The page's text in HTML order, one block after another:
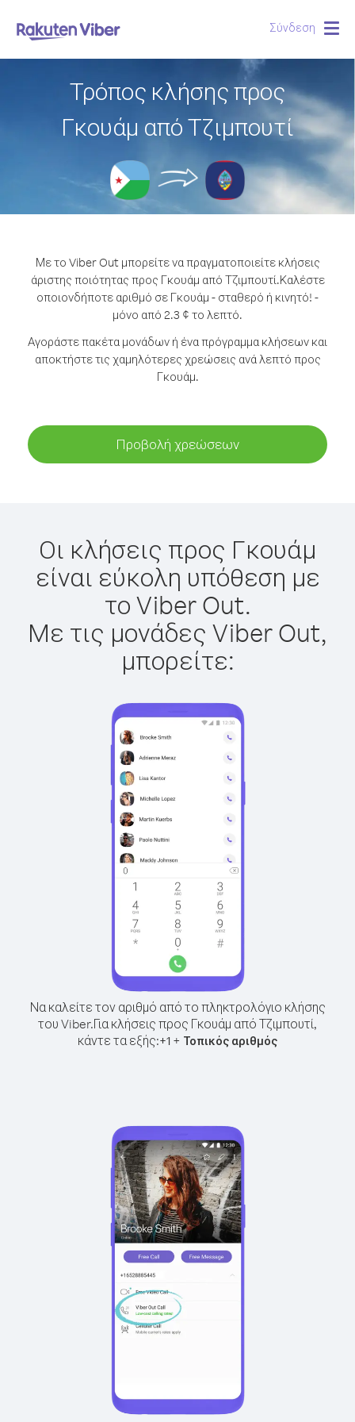
Σύνδεση
Τρόπος κλήσης προς
Γκουάμ από Τζιμπουτί
Με το Viber Out μπορείτε να πραγματοποιείτε κλήσεις
άριστης ποιότητας προς Γκουάμ από Τζιμπουτί.Καλέστε
οποιονδήποτε αριθμό σε Γκουάμ - σταθερό ή κινητό! -
μόνο από 2.3 ¢ το λεπτό.
Αγοράστε πακέτα μονάδων ή ένα πρόγραμμα κλήσεων και
αποκτήστε τις χαμηλότερες χρεώσεις ανά λεπτό προς
Γκουάμ.
Προβολή χρεώσεων
Οι κλήσεις προς Γκουάμ
είναι εύκολη υπόθεση με
το Viber Out.
Με τις μονάδες Viber Out,
μπορείτε:
Να καλείτε τον αριθμό από το πληκτρολόγιο κλήσης
του Viber.Για κλήσεις προς Γκουάμ από Τζιμπουτί,
κάντε τα εξής:+1 + Τοπικός αριθμός